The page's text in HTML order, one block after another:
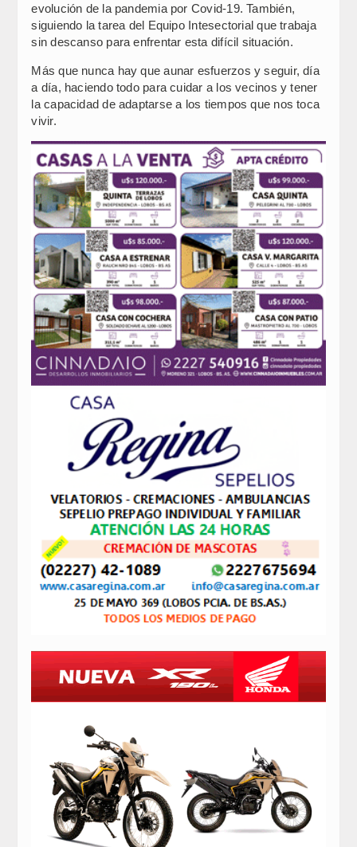
evolución de la pandemia por Covid-19. También,
siguiendo la tarea del Equipo Intesectorial que trabaja
sin descanso para enfrentar esta difícil situación.
Más que nunca hay que aunar esfuerzos y seguir, día
a día, haciendo todo para cuidar a los vecinos y tener
la capacidad de adaptarse a los tiempos que nos toca
vivir.